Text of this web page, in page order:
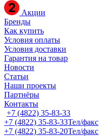
Акции
Бренды
Как купить
Условия оплаты
Условия доставки
Гарантия на товар
Новости
Статьи
Наши проекты
Партнёры
Контакты
+7 (4822) 35-83-33
+7 (4822) 35-83-33Тел/факс
+7 (4822) 35-83-20Тел/факс